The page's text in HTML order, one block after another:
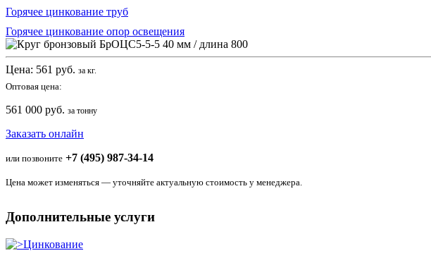
Горячее цинкование труб
Горячее цинкование опор освещения
Цена: 561 руб. за кг.
Оптовая цена:
561 000 руб. за тонну
Заказать онлайн
или позвоните +7 (495) 987-34-14
Цена может изменяться — уточняйте актуальную стоимость у менеджера.
Дополнительные услуги